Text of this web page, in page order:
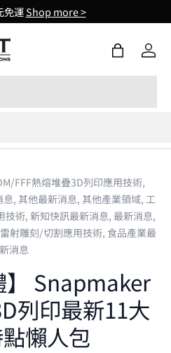
免運Shop more >
購物袋登入
FFF熱熔堆疊3D列印應用技術,
息, 其他最新消息, 其他產業領域, 工
技術,新知快訊最新消息, 最新消息,
雷射雕刻/切割應用技術, 食品產業最
新消息
】 Snapmaker
列印最新11大
懶人包